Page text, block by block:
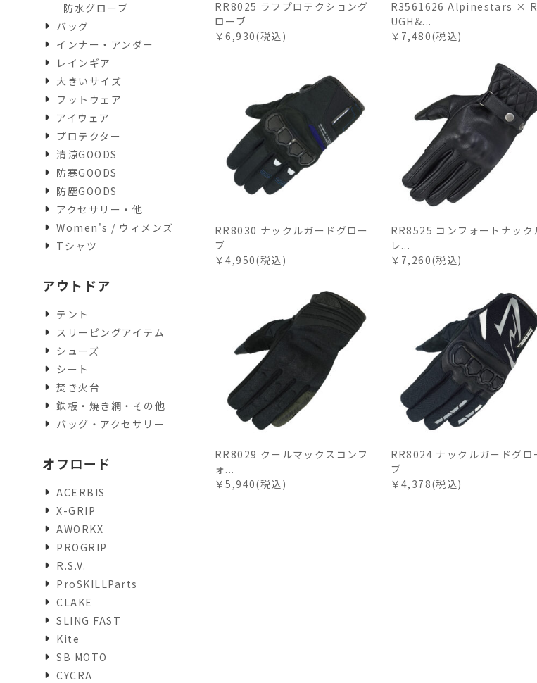
RR8025 ラフプロテクショング
ローブ
￥6,930(税込)
R3561626 Alpinestars ×
UGH&...
￥7,480(税込)
RR8030 ナックルガードグロー
ブ
￥4,950(税込)
RR8525 コンフォートナック
レ...
￥7,260(税込)
RR8029 クールマックスコンフ
ォ...
￥5,940(税込)
RR8024 ナックルガードグロ
ブ
￥4,378(税込)
防水グローブ
バッグ
インナー・アンダー
レインギア
大きいサイズ
フットウェア
アイウェア
プロテクター
清涼GOODS
防寒GOODS
防塵GOODS
アクセサリー・他
Women's / ウィメンズ
Tシャツ
アウトドア
テント
スリーピングアイテム
シューズ
シート
焚き火台
鉄板・焼き網・その他
バッグ・アクセサリー
オフロード
ACERBIS
X-GRIP
AWORKX
PROGRIP
R.S.V.
ProSKILLParts
CLAKE
SLING FAST
Kite
SB MOTO
CYCRA